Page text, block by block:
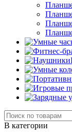
В категории